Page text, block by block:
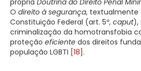
O direito à segurança, textualmente
Constituição Federal (art. 5º, caput),
criminalização da homotransfobia
proteção eficiente dos direitos
população LGBTI [18] .